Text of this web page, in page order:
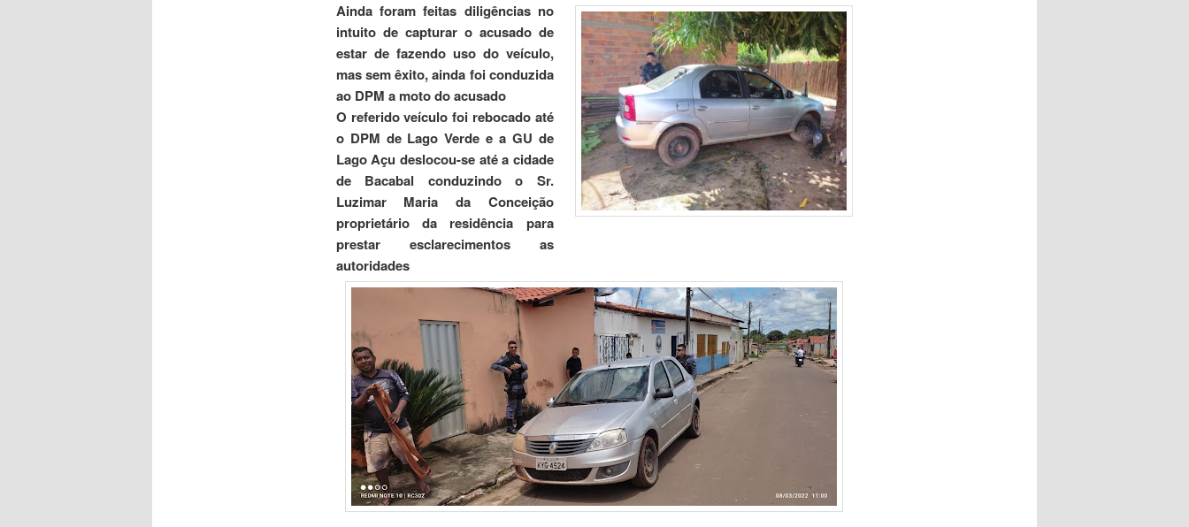
Ainda foram feitas diligências no
intuito de capturar o acusado de
estar de fazendo uso do veículo,
mas sem êxito, ainda foi conduzida
ao DPM a moto do acusado
O referido veículo foi rebocado até
o DPM de Lago Verde e a GU de
Lago Açu deslocou-se até a cidade
de Bacabal conduzindo o Sr.
Luzimar Maria da Conceição
proprietário da residência para
prestar esclarecimentos as
autoridades